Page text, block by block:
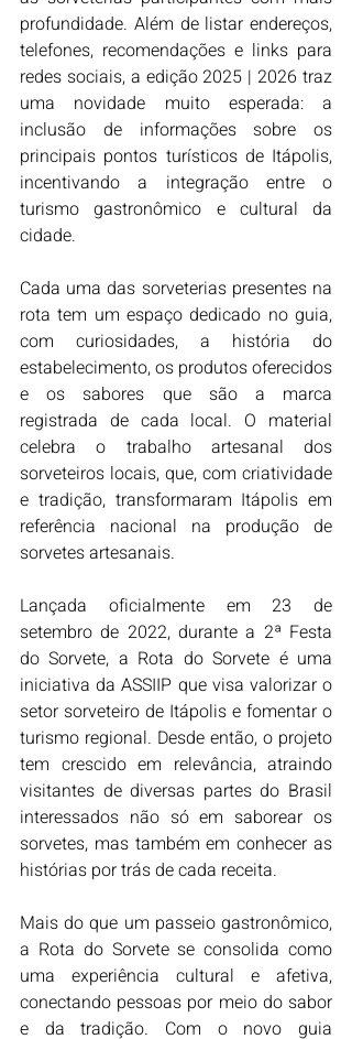
profundidade. Além de listar endereços,
telefones, recomendações e links para
redes sociais, a edição 2025 | 2026 traz
uma novidade muito esperada: a
inclusão de informações sobre os
principais pontos turísticos de Itápolis,
incentivando a integração entre o
turismo gastronômico e cultural da
cidade.
Cada uma das sorveterias presentes na
rota tem um espaço dedicado no guia,
com curiosidades, a história do
estabelecimento, os produtos oferecidos
e os sabores que são a marca
registrada de cada local. O material
celebra o trabalho artesanal dos
sorveteiros locais, que, com criatividade
e tradição, transformaram Itápolis em
referência nacional na produção de
sorvetes artesanais.
Lançada oficialmente em 23 de
setembro de 2022, durante a 2ª Festa
do Sorvete, a Rota do Sorvete é uma
iniciativa da ASSIIP que visa valorizar o
setor sorveteiro de Itápolis e fomentar o
turismo regional. Desde então, o projeto
tem crescido em relevância, atraindo
visitantes de diversas partes do Brasil
interessados não só em saborear os
sorvetes, mas também em conhecer as
histórias por trás de cada receita.
Mais do que um passeio gastronômico,
a Rota do Sorvete se consolida como
uma experiência cultural e afetiva,
conectando pessoas por meio do sabor
e da tradição. Com o novo guia